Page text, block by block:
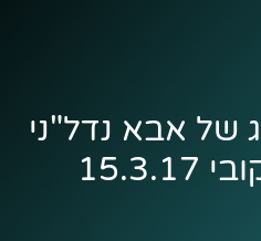
אבא נדל"ני